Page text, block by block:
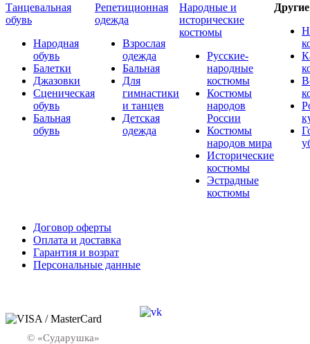
Танцевальная
обувь
Народная
обувь
Балетки
Джазовки
Сценическая
обувь
Бальная
обувь
Репетиционная
одежда
Взрослая
одежда
Бальная
Для
гимнастики
и танцев
Детская
одежда
Народные и
исторические
костюмы
Русские-
народные
костюмы
Костюмы
народов
России
Костюмы
народов мира
Исторические
костюмы
Эстрадные
костюмы
Договор оферты
Оплата и доставка
Гарантия и возрат
Персональные данные
© «Сударушка»